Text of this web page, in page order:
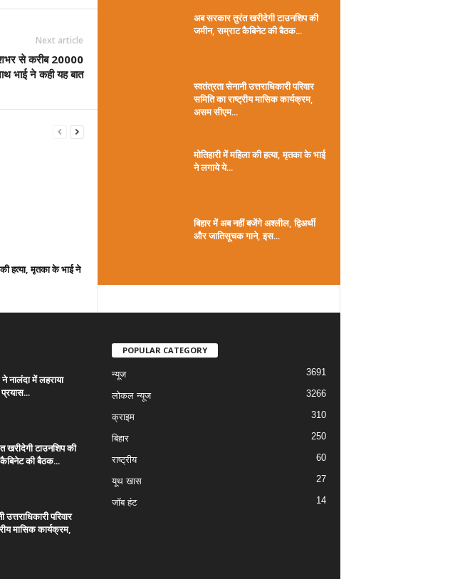
Next article
से करीब 20000
भाई ने कही यह बात
की हत्या, मृतका के भाई ने
अब सरकार तुरंत खरीदेगी टाउनशिप की
जमीन, सम्राट कैबिनेट की बैठक...
स्वतंत्रता सेनानी उत्तराधिकारी परिवार
समिति का राष्ट्रीय मासिक कार्यक्रम,
असम सीएम...
मोतिहारी में महिला की हत्या, मृतका के भाई
ने लगाये ये...
बिहार में अब नहीं बजेंगे अश्लील, द्विअर्थी
और जातिसूचक गाने, इस...
नालंदा में लहराया
खरीदेगी टाउनशिप की
की बैठक...
परिवार
मासिक कार्यक्रम,
POPULAR CATEGORY
न्यूज 3691
लोकल न्यूज 3266
क्राइम 310
बिहार 250
राष्ट्रीय 60
यूथ खास 27
जॉब हंट 14